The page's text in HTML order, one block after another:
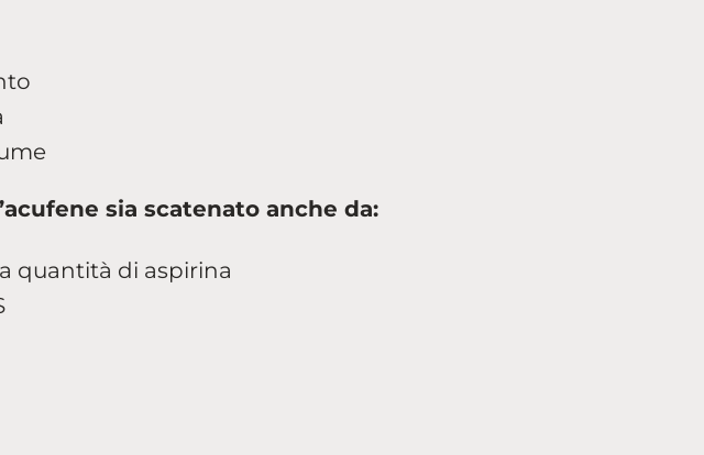
sia scatenato anche da:
quantità di aspirina